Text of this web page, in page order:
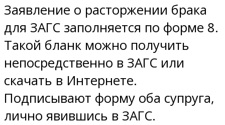
Заявление о расторжении брака
для ЗАГС заполняется по форме 8.
Такой бланк можно получить
непосредственно в ЗАГС или
скачать в Интернете.
Подписывают форму оба супруга,
лично явившись в ЗАГС.